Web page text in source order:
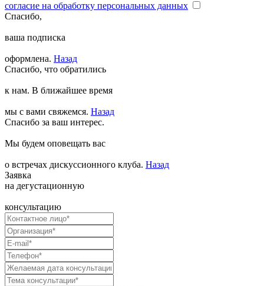
согласие на обработку персональных данных
Спасибо,
ваша подписка
оформлена. Назад
Спасибо, что обратились
к нам. В ближайшее время
мы с вами свяжемся. Назад
Спасибо за ваш интерес.
Мы будем оповещать вас
о встречах дискуссионного клуба. Назад
Заявка
на дегустационную
консультацию